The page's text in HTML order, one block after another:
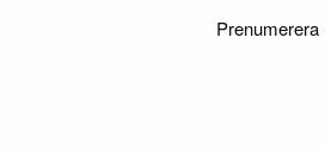
Prenumerera